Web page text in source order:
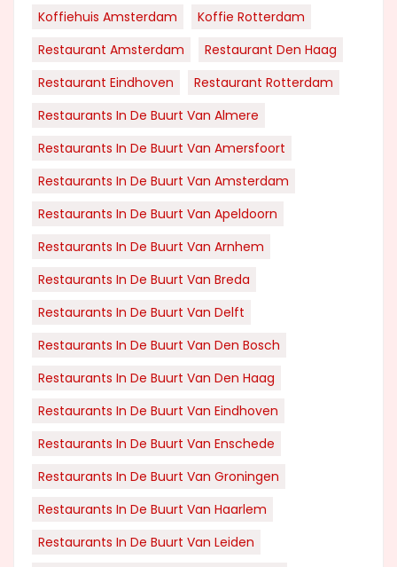
Koffiehuis Amsterdam
Koffie Rotterdam
Restaurant Amsterdam
Restaurant Den Haag
Restaurant Eindhoven
Restaurant Rotterdam
Restaurants In De Buurt Van Almere
Restaurants In De Buurt Van Amersfoort
Restaurants In De Buurt Van Amsterdam
Restaurants In De Buurt Van Apeldoorn
Restaurants In De Buurt Van Arnhem
Restaurants In De Buurt Van Breda
Restaurants In De Buurt Van Delft
Restaurants In De Buurt Van Den Bosch
Restaurants In De Buurt Van Den Haag
Restaurants In De Buurt Van Eindhoven
Restaurants In De Buurt Van Enschede
Restaurants In De Buurt Van Groningen
Restaurants In De Buurt Van Haarlem
Restaurants In De Buurt Van Leiden